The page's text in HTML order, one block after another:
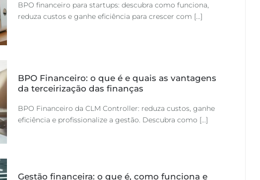
BPO financeiro para startups: descubra como funciona,
reduza custos e ganhe eficiência para crescer com [...]
BPO Financeiro: o que é e quais as vantagens
da terceirização das finanças
BPO Financeiro da CLM Controller: reduza custos, ganhe
eficiência e profissionalize a gestão. Descubra como [...]
Gestão financeira: o que é, como funciona e